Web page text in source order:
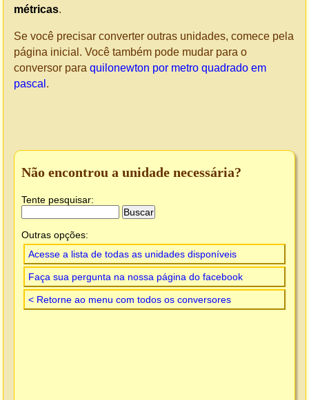
métricas.
Se você precisar converter outras unidades, comece pela
página inicial. Você também pode mudar para o
conversor para quilonewton por metro quadrado em
pascal .
Não encontrou a unidade necessária?
Tente pesquisar:
Outras opções:
Acesse a lista de todas as unidades disponíveis
Faça sua pergunta na nossa página do facebook
< Retorne ao menu com todos os conversores